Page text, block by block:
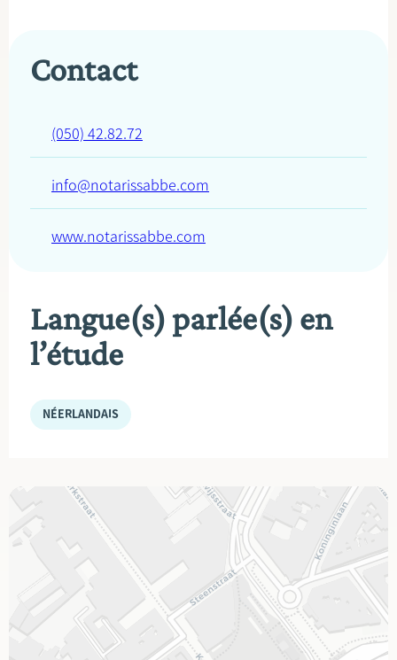
Contact
(050) 42.82.72
info@notarissabbe.com
www.notarissabbe.com
Langue(s) parlée(s) en
l’étude
NÉERLANDAIS